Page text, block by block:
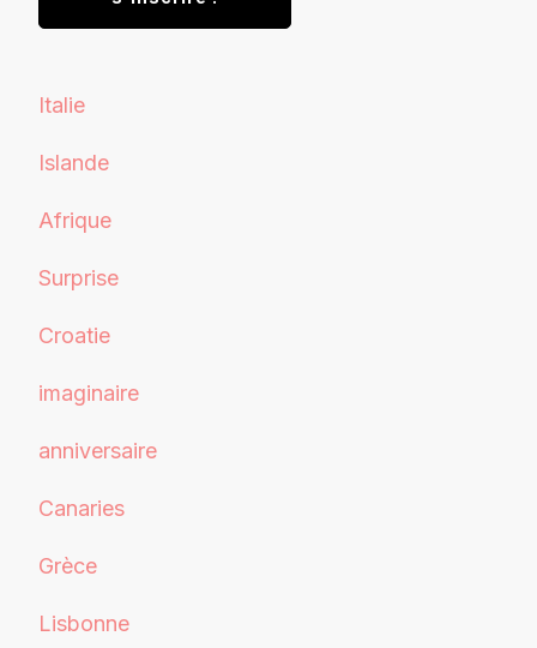
Italie
Islande
Afrique
Surprise
Croatie
imaginaire
anniversaire
Canaries
Grèce
Lisbonne